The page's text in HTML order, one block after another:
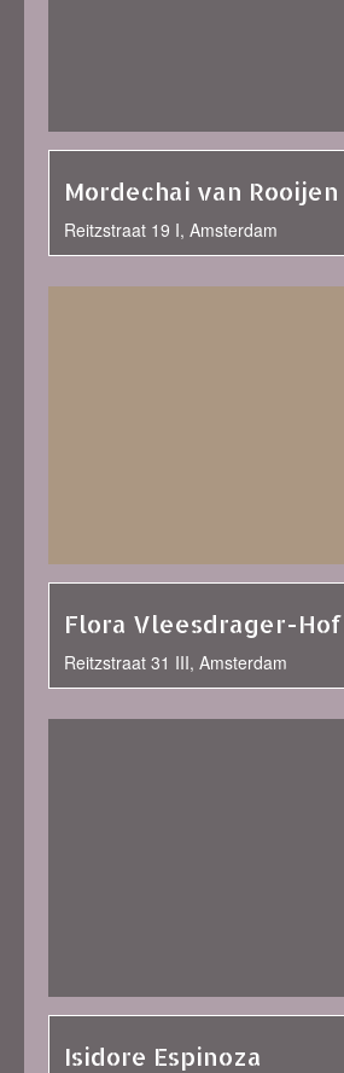
Mordechai van Rooijen
Reitzstraat 19 I, Amsterdam
Flora Vleesdrager-
Reitzstraat 31 III, Amsterdam
Isidore Espinoza